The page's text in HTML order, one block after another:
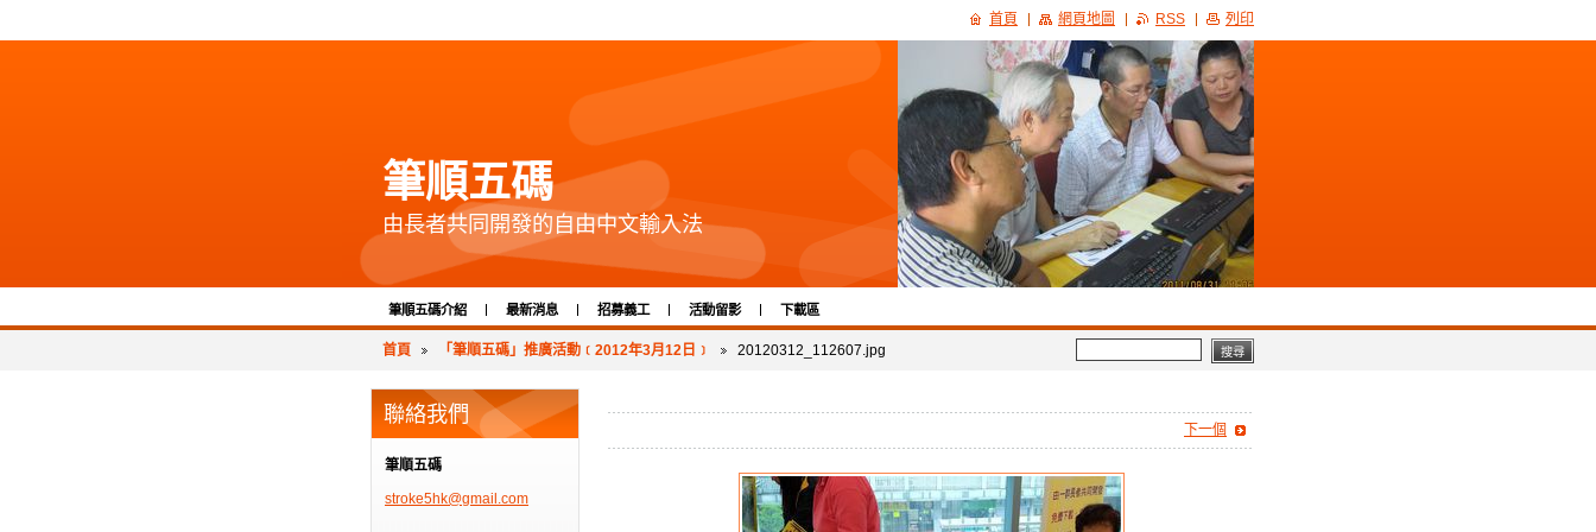
筆順五碼
由長者共同開發的自由中文輸入法
筆順五碼介紹 最新消息 招募義工 活動留影 下載區
首頁 「筆順五碼」推廣活動﹝2012年3月12日﹞ 20120312_112607.jpg
下一個
聯絡我們
筆順五碼
stroke5hk@gmail.com
首頁 網頁地圖 RSS 列印